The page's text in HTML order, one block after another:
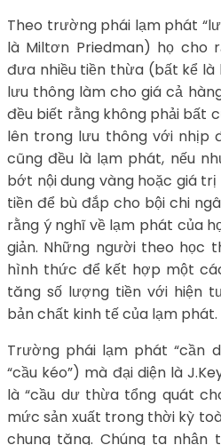
Theo trường phái lạm phát
là Miltơn Priedman) họ cho
đưa nhiều tiền thừa (bất kể là
lưu thông làm cho giá cả
đều biết rằng không phải bất
lên trong lưu thông với nhịp
cũng đều là lạm phát, nếu
bớt nội dung vàng hoặc giá
tiền để bù đắp cho bội chi
rằng ý nghĩ về lạm phát của
giản. Những người theo học
hình thức để kết hợp một
tăng số lượng tiền với hiện
bản chất kinh tế của lạm phát.
Trường phái lạm phát “cần
“cầu kéo”) mà đại diện là
là “cầu dư thừa tổng quát
mức sản xuất trong thời kỳ
chung tăng. Chúng ta nhận